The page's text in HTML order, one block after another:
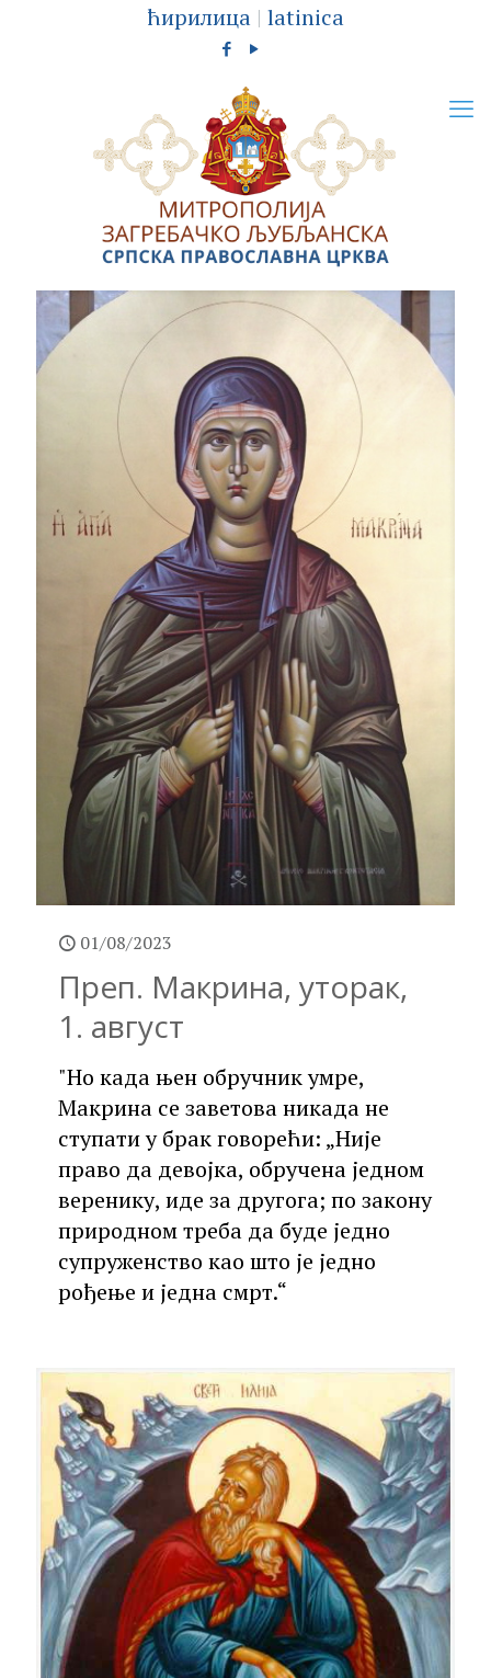
ћирилица | latinica
01/08/2023
Преп. Макрина, уторак,
1. август
"Но када њен обручник умре,
Макрина се заветова никада не
ступати у брак говорећи: „Није
право да девојка, обручена једном
веренику, иде за другога; по закону
природном треба да буде једно
супруженство као што је једно
рођење и једна смрт.“